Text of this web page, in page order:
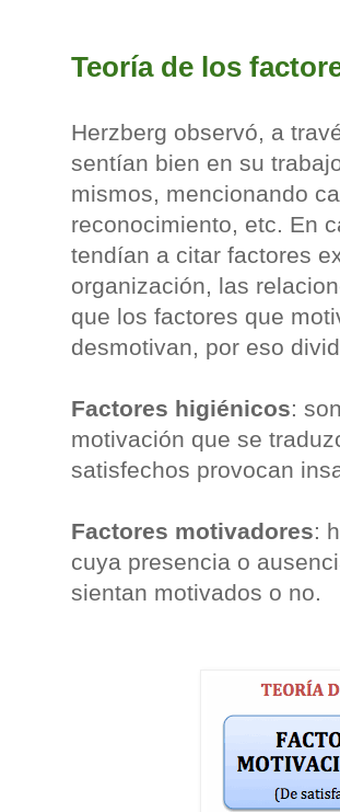
Teoría de los
Herzberg observó, a
sentían bien en su
mismos, mencionando
reconocimiento, etc. En
tendían a citar factores
organización, las
que los factores que
desmotivan, por eso
Factores higiénicos:
motivación que se
satisfechos provocan
Factores motivadores:
cuya presencia o
sientan motivados o no.